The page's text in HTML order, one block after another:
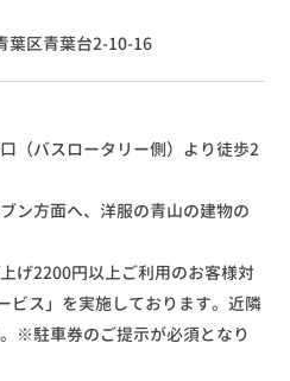
葉区青葉台2-10-16
（バスロータリー側）より徒歩2
ン方面へ、洋服の青山の建物の
げ2200円以上ご利用のお客様対
ビス」を実施しております。近隣
※駐車券のご提示が必須となり